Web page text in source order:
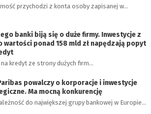
przychodzi z konta osoby zapisanej w…
banki biją się o duże firmy. Inwestycje z
wartości ponad 158 mld zł napędzają popyt
kredyt ze strony dużych firm…
powalczy o korporacje i inwestycje
Ma mocną konkurencję
do największej grupy bankowej w Europie…